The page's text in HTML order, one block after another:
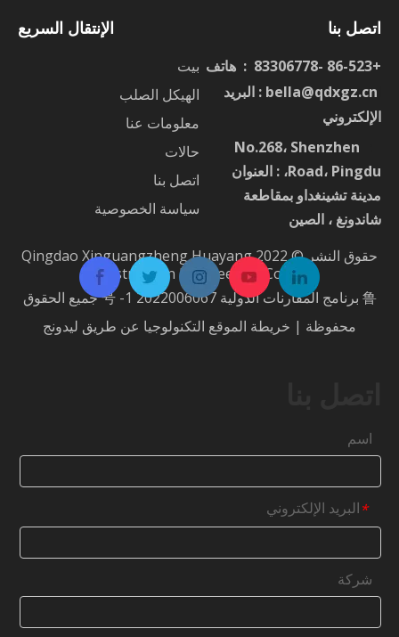
الإنتقال السريع
بيت
الهيكل الصلب
معلومات عنا
حالات
اتصل بنا
سياسة الخصوصية
اتصل بنا
+86-523 -83306778 : هاتف
bella@qdxgz.cn : البريد
الإلكتروني
No.268، Shenzhen
Road، Pingdu، : العنوان
مدينة تشينغداو بمقاطعة
شاندونغ ، الصين
حقوق النشر © 2022 Qingdao Xinguangzheng Huayang
Construction Engineering Co.، Ltd.
鲁 برنامج المقارنات الدولية 2022006067 号 -1
جميع الحقوق
محفوظة | خريطة الموقع التكنولوجيا عن طريق ليدونج
اسم
*البريد الإلكتروني
شركة